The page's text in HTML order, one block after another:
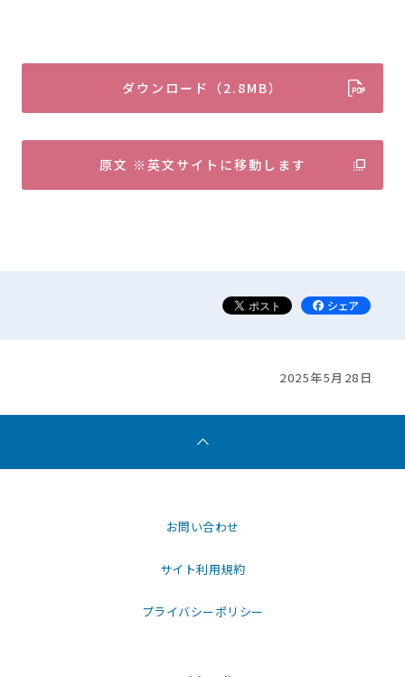
ダウンロード（2.8MB）
原文 ※英文サイトに移動します
2025年5月28日
お問い合わせ
サイト利用規約
プライバシーポリシー